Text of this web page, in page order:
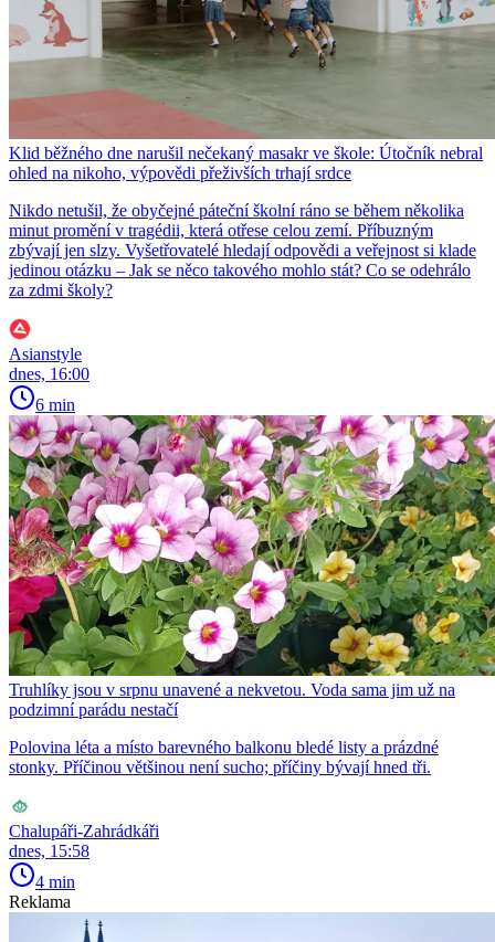
Klid běžného dne narušil nečekaný masakr ve škole: Útočník nebral
ohled na nikoho, výpovědi přeživších trhají srdce
Nikdo netušil, že obyčejné páteční školní ráno se během několika
minut promění v tragédii, která otřese celou zemí. Příbuzným
zbývají jen slzy. Vyšetřovatelé hledají odpovědi a veřejnost si klade
jedinou otázku – Jak se něco takového mohlo stát? Co se odehrálo
za zdmi školy?
Asianstyle
dnes, 16:00
6 min
Truhlíky jsou v srpnu unavené a nekvetou. Voda sama jim už na
podzimní parádu nestačí
Polovina léta a místo barevného balkonu bledé listy a prázdné
stonky. Příčinou většinou není sucho; příčiny bývají hned tři.
Chalupáři-Zahrádkáři
dnes, 15:58
4 min
Reklama